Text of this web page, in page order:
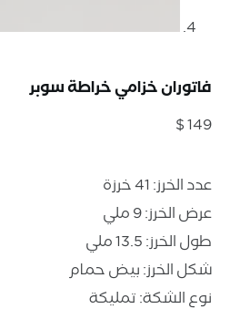
فاتوران خزامي خراطة سوبر
$149
عدد الخرز: 41 خرزة
عرض الخرز: 9 ملي
طول الخرز: 13.5 ملي
شكل الخرز: بيض حمام
نوع الشكة: تمليكة